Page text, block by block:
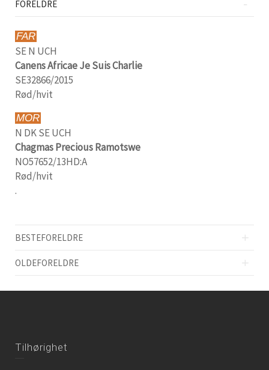
FORELDRE
FAR
SE N UCH
Canens Africae Je Suis Charlie
SE32866/2015
Rød/hvit
MOR
N DK SE UCH
Chagmas Precious Ramotswe
NO57652/13HD:A
Rød/hvit
.
BESTEFORELDRE
OLDEFORELDRE
Tilhørighet